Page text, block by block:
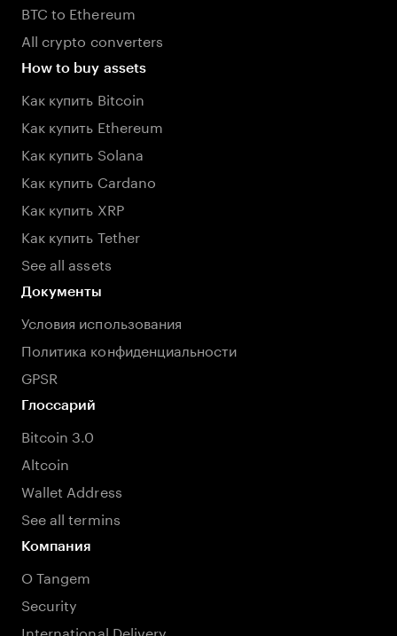
BTC to Ethereum
All crypto converters
How to buy assets
Как купить Bitcoin
Как купить Ethereum
Как купить Solana
Как купить Cardano
Как купить XRP
Как купить Tether
See all assets
Документы
Условия использования
Политика конфиденциальности
GPSR
Глоссарий
Bitcoin 3.0
Altcoin
Wallet Address
See all termins
Компания
О Tangem
Security
International Delivery